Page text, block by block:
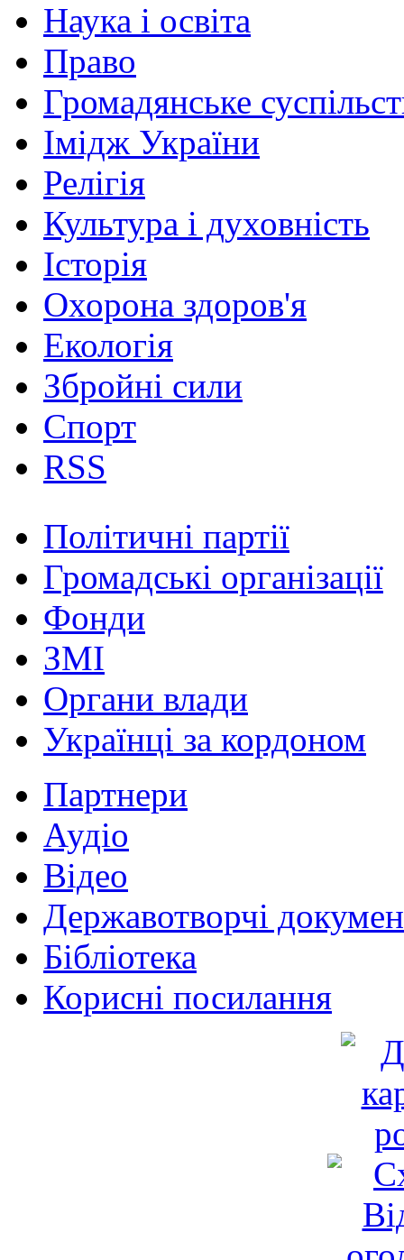
Наука і освіта
Право
Громадянське
Імідж України
Релігія
Культура і духовність
Історія
Охорона здоров'я
Екологія
Збройні сили
Спорт
RSS
Політичні партії
Громадські організації
Фонди
ЗМІ
Органи влади
Українці за кордоном
Партнери
Аудіо
Відео
Державотворчі
Бібліотека
Корисні посилання